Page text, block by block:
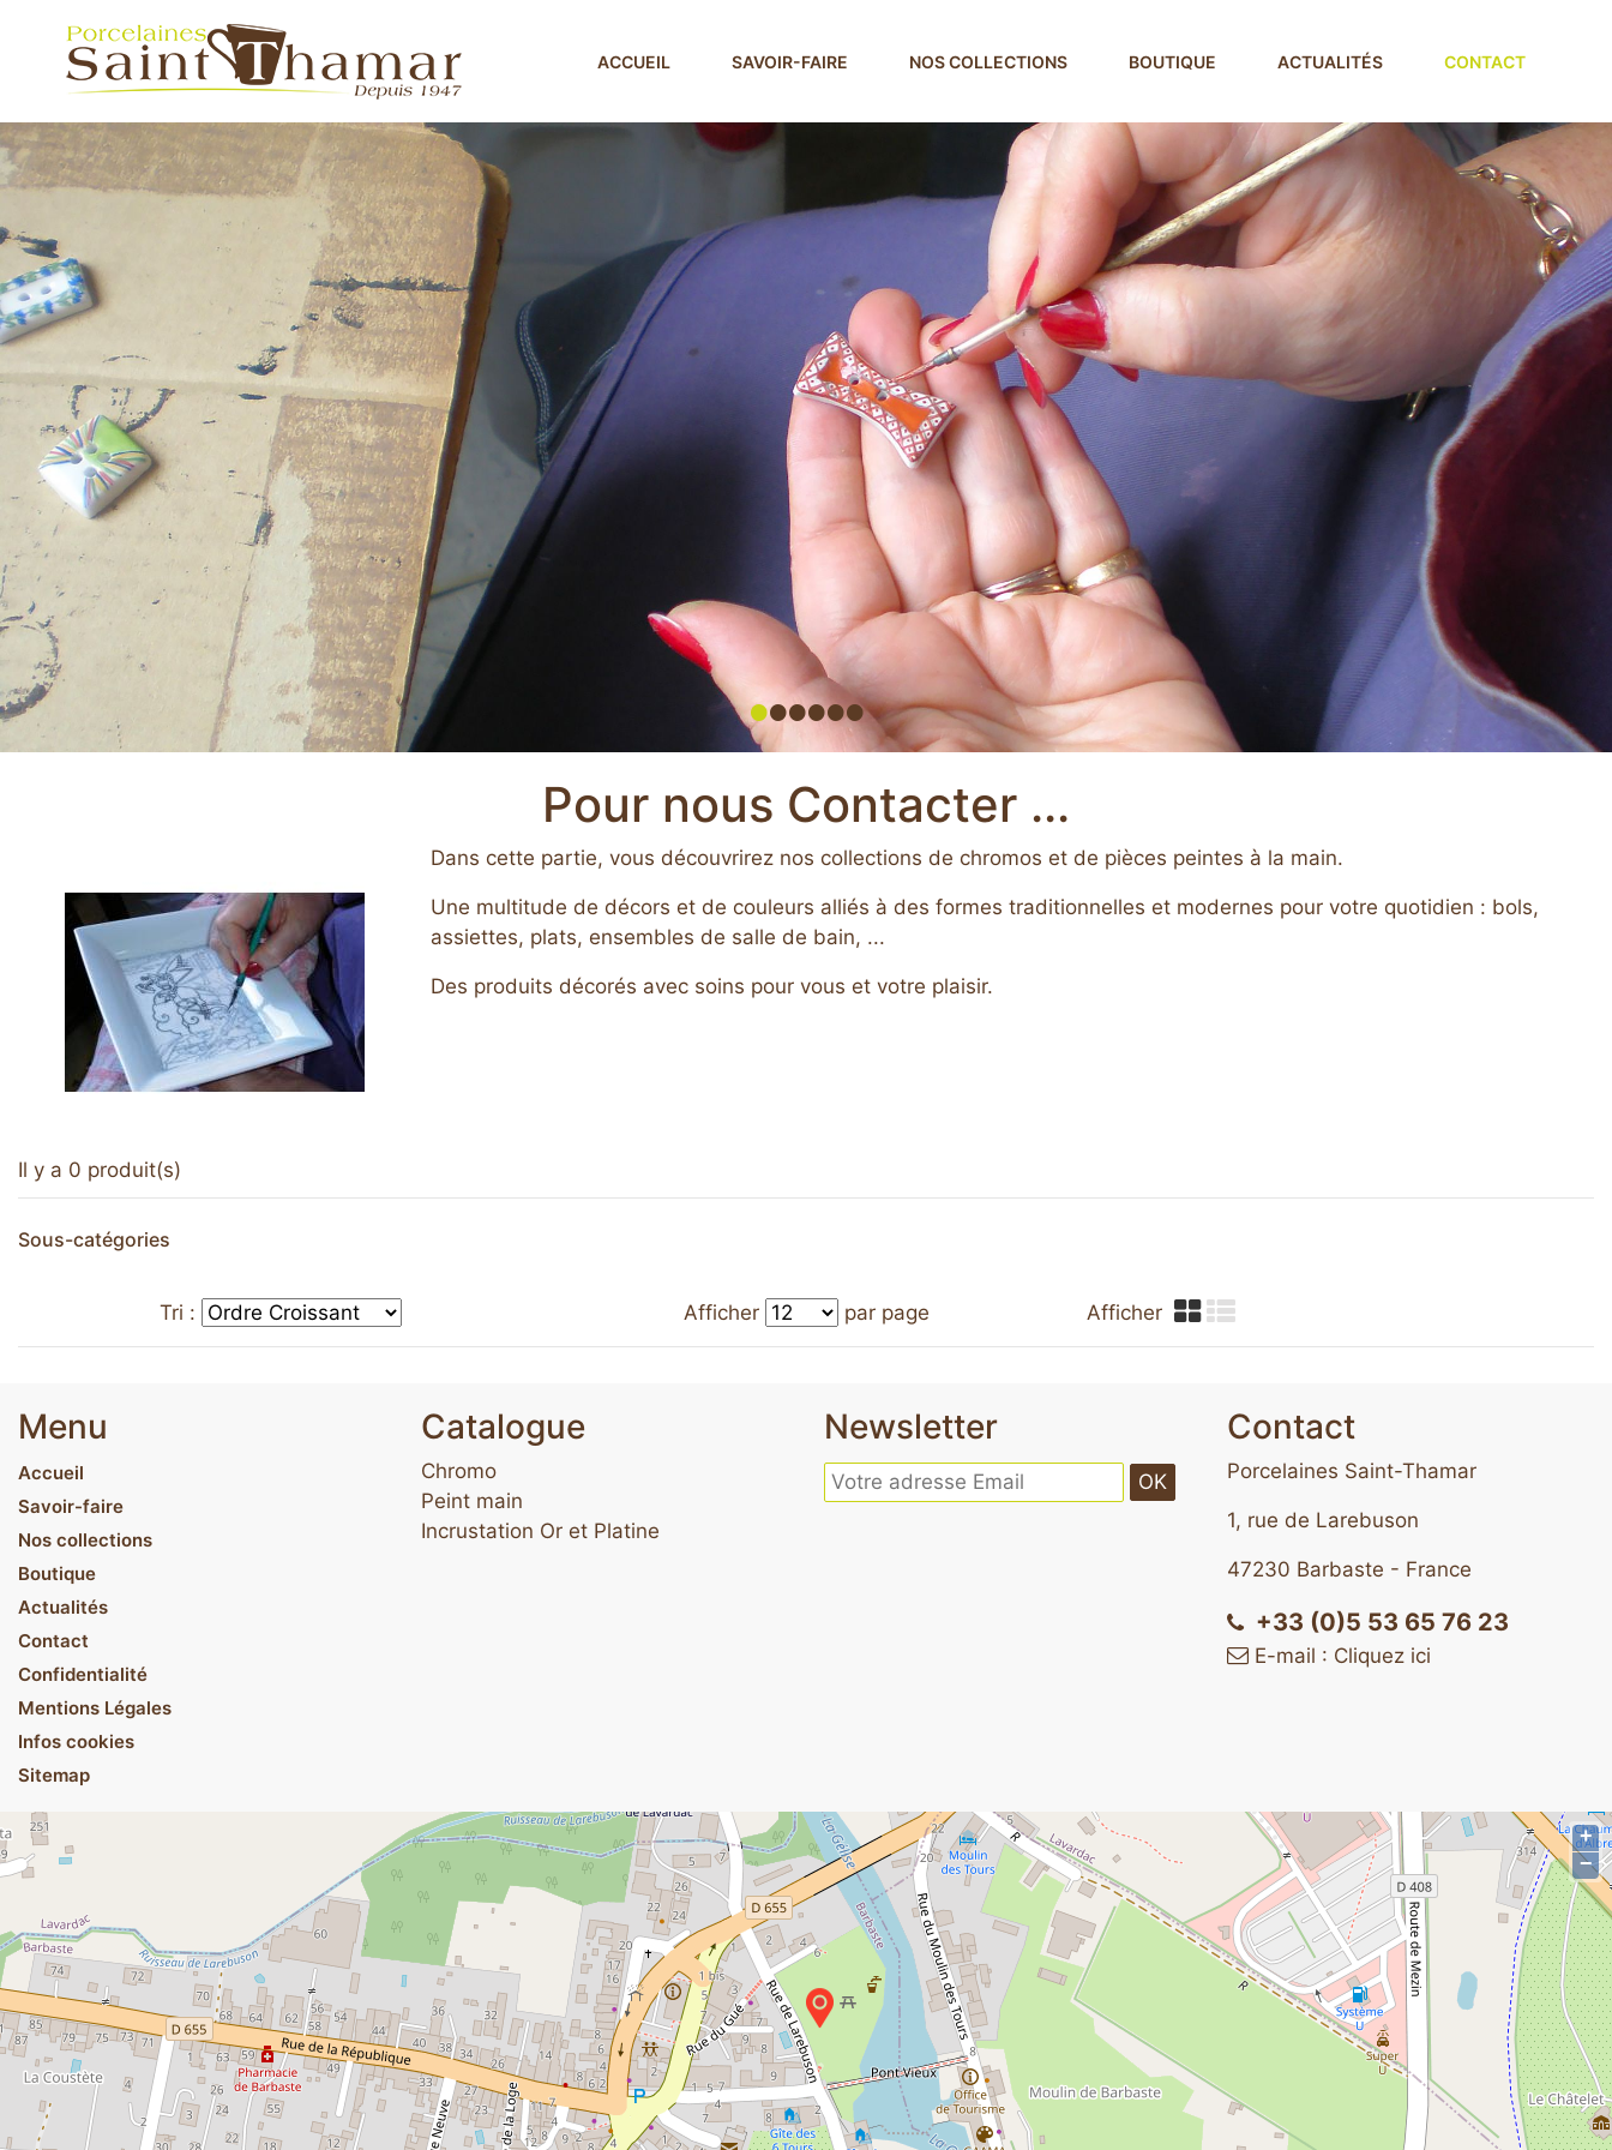
ACCUEIL SAVOIR-FAIRE NOS COLLECTIONS BOUTIQUE ACTUALITÉS CONTACT
••••••
Pour nous Contacter ...
Dans cette partie, vous découvrirez nos collections de chromos et de pièces peintes à la main.
Une multitude de décors et de couleurs alliés à des formes traditionnelles et modernes pour votre quotidien : bols,
assiettes, plats, ensembles de salle de bain, ...
Des produits décorés avec soins pour vous et votre plaisir.
Il y a 0 produit(s)
Sous-catégories
Tri : Afficher par page Afficher
Menu
Accueil
Savoir-faire
Nos collections
Boutique
Actualités
Contact
Confidentialité
Mentions Légales
Infos cookies
Sitemap
Catalogue
Chromo
Peint main
Incrustation Or et Platine
Newsletter
OK
Contact
Porcelaines Saint-Thamar
1, rue de Larebuson
47230 Barbaste - France
+33 (0)5 53 65 76 23
E-mail : Cliquez ici
+
−